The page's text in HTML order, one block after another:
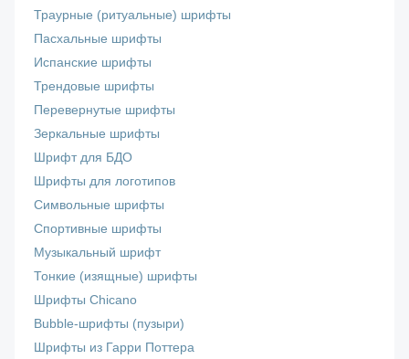
Траурные (ритуальные) шрифты
Пасхальные шрифты
Испанские шрифты
Трендовые шрифты
Перевернутые шрифты
Зеркальные шрифты
Шрифт для БДО
Шрифты для логотипов
Символьные шрифты
Спортивные шрифты
Музыкальный шрифт
Тонкие (изящные) шрифты
Шрифты Chicano
Bubble-шрифты (пузыри)
Шрифты из Гарри Поттера